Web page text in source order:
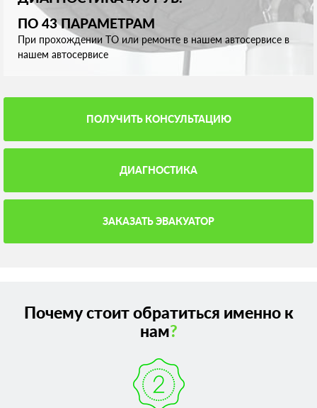
ПО 43 ПАРАМЕТРАМ
При прохождении ТО или ремонте в нашем автосервисе в
нашем автосервисе
ПОЛУЧИТЬ КОНСУЛЬТАЦИЮ
ДИАГНОСТИКА
ЗАКАЗАТЬ ЭВАКУАТОР
Почему стоит обратиться именно к
нам?